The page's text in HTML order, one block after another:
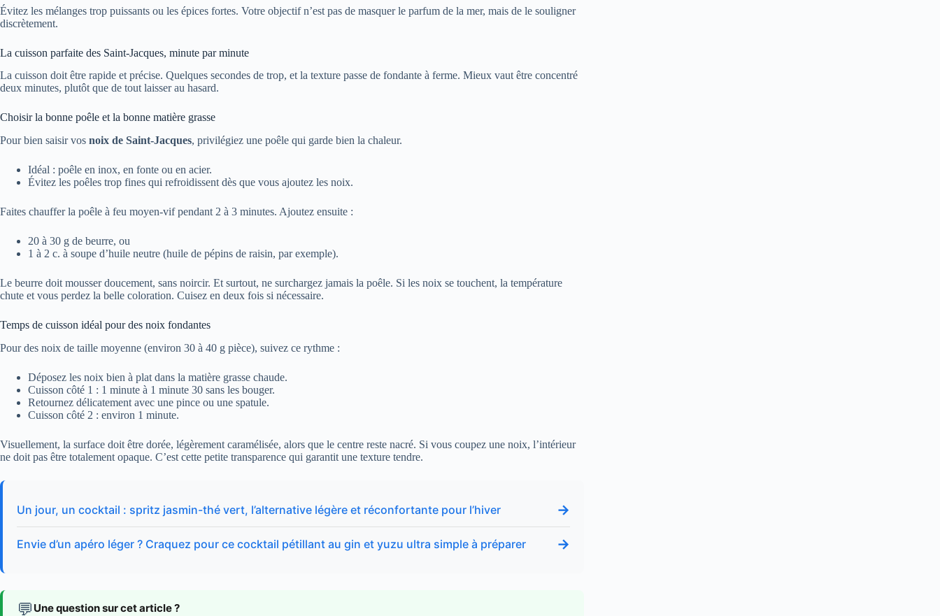
Évitez les mélanges trop puissants ou les épices fortes. Votre objectif n’est pas de masquer le parfum de la mer, mais de le souligner
discrètement.
La cuisson parfaite des Saint-Jacques, minute par minute
La cuisson doit être rapide et précise. Quelques secondes de trop, et la texture passe de fondante à ferme. Mieux vaut être concentré
deux minutes, plutôt que de tout laisser au hasard.
Choisir la bonne poêle et la bonne matière grasse
Pour bien saisir vos noix de Saint-Jacques, privilégiez une poêle qui garde bien la chaleur.
Idéal : poêle en inox, en fonte ou en acier.
Évitez les poêles trop fines qui refroidissent dès que vous ajoutez les noix.
Faites chauffer la poêle à feu moyen-vif pendant 2 à 3 minutes. Ajoutez ensuite :
20 à 30 g de beurre, ou
1 à 2 c. à soupe d’huile neutre (huile de pépins de raisin, par exemple).
Le beurre doit mousser doucement, sans noircir. Et surtout, ne surchargez jamais la poêle. Si les noix se touchent, la température
chute et vous perdez la belle coloration. Cuisez en deux fois si nécessaire.
Temps de cuisson idéal pour des noix fondantes
Pour des noix de taille moyenne (environ 30 à 40 g pièce), suivez ce rythme :
Déposez les noix bien à plat dans la matière grasse chaude.
Cuisson côté 1 : 1 minute à 1 minute 30 sans les bouger.
Retournez délicatement avec une pince ou une spatule.
Cuisson côté 2 : environ 1 minute.
Visuellement, la surface doit être dorée, légèrement caramélisée, alors que le centre reste nacré. Si vous coupez une noix, l’intérieur
ne doit pas être totalement opaque. C’est cette petite transparence qui garantit une texture tendre.
Un jour, un cocktail : spritz jasmin-thé vert, l’alternative légère et réconfortante pour l’hiver →
Envie d’un apéro léger ? Craquez pour ce cocktail pétillant au gin et yuzu ultra simple à préparer →
💬 Une question sur cet article ?